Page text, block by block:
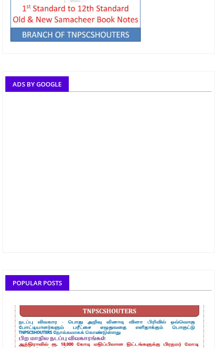
ADS BY GOOGLE
POPULAR POSTS